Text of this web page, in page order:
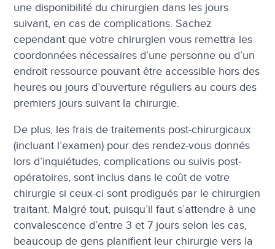
une disponibilité du chirurgien dans les jours
suivant, en cas de complications. Sachez
cependant que votre chirurgien vous remettra les
coordonnées nécessaires d’une personne ou d’un
endroit ressource pouvant être accessible hors des
heures ou jours d’ouverture réguliers au cours des
premiers jours suivant la chirurgie.
De plus, les frais de traitements post-chirurgicaux
(incluant l’examen) pour des rendez-vous donnés
lors d’inquiétudes, complications ou suivis post-
opératoires, sont inclus dans le coût de votre
chirurgie si ceux-ci sont prodigués par le chirurgien
traitant. Malgré tout, puisqu’il faut s’attendre à une
convalescence d’entre 3 et 7 jours selon les cas,
beaucoup de gens planifient leur chirurgie vers la